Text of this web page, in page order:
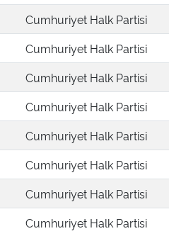
Cumhuriyet Halk Partisi
Cumhuriyet Halk Partisi
Cumhuriyet Halk Partisi
Cumhuriyet Halk Partisi
Cumhuriyet Halk Partisi
Cumhuriyet Halk Partisi
Cumhuriyet Halk Partisi
Cumhuriyet Halk Partisi